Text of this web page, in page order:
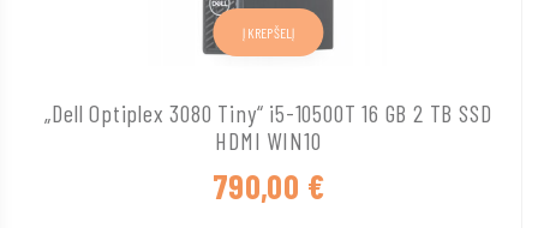
„Dell Optiplex 3080 Tiny“ i5-10500T 16 GB 2 TB SSD
HDMI WIN10
790,00 €
Į KREPŠELĮ